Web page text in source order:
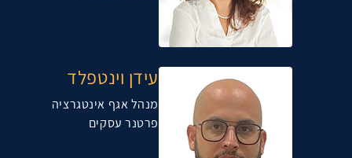
עידן וינטפלד
מנהל אגף אינטגרציה
פרטנר עסקים